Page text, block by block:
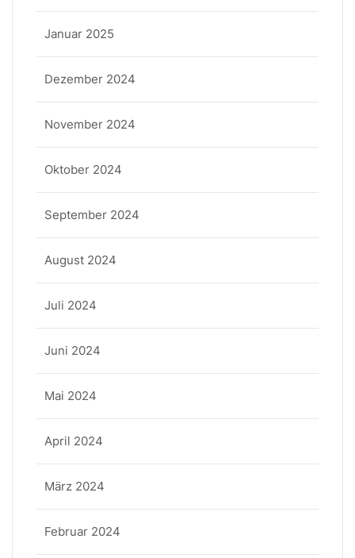
Januar 2025
Dezember 2024
November 2024
Oktober 2024
September 2024
August 2024
Juli 2024
Juni 2024
Mai 2024
April 2024
März 2024
Februar 2024